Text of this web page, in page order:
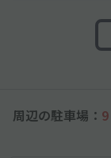
周辺の駐車場： 9